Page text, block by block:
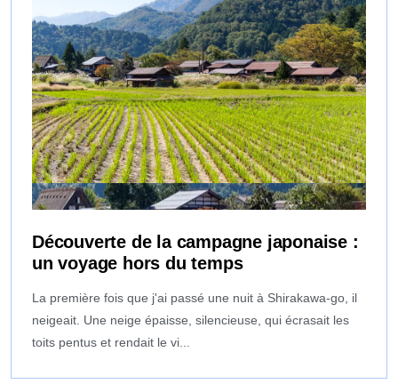
Découverte de la campagne japonaise :
un voyage hors du temps
La première fois que j'ai passé une nuit à Shirakawa-go, il
neigeait. Une neige épaisse, silencieuse, qui écrasait les
toits pentus et rendait le vi...